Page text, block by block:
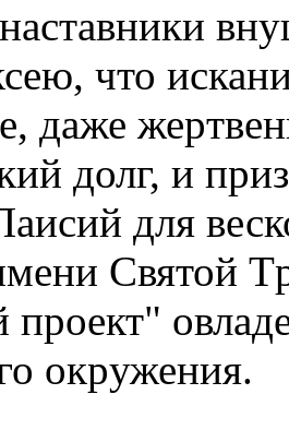
что
даже
долг, и
для
Святой
пpоект"
окpужения.